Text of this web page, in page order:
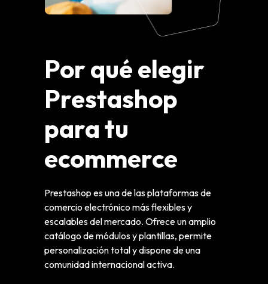
Por qué elegir
Prestashop
para tu
ecommerce
Prestashop es una de las plataformas de
comercio electrónico más flexibles y
escalables del mercado. Ofrece un amplio
catálogo de módulos y plantillas, permite
personalización total y dispone de una
comunidad internacional activa.